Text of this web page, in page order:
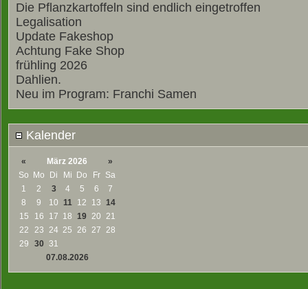
Die Pflanzkartoffeln sind endlich eingetroffen
Legalisation
Update Fakeshop
Achtung Fake Shop
frühling 2026
Dahlien.
Neu im Program: Franchi Samen
Kalender
« März 2026
»
So Mo Di Mi Do Fr
Sa
1
2 3 4 5 6
7
8
9 10 11 12 13 14
15
16 17 18 19 20 21
22
23 24 25 26 27 28
29
30 31
07.08.2026